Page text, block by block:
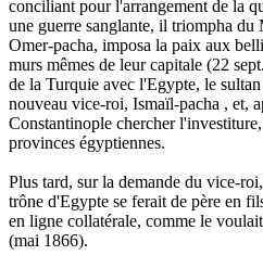
conciliant pour l'arrangement de la
une guerre sanglante, il triompha du
Omer-pacha, imposa la paix aux
murs mêmes de leur capitale (22
de la Turquie avec l'Egypte, le
nouveau vice-roi, Ismaïl-pacha , et,
Constantinople chercher
provinces égyptiennes.
Plus tard, sur la demande du vice-roi,
trône d'Egypte se ferait de père en
en ligne collatérale, comme le voulait
(mai 1866).